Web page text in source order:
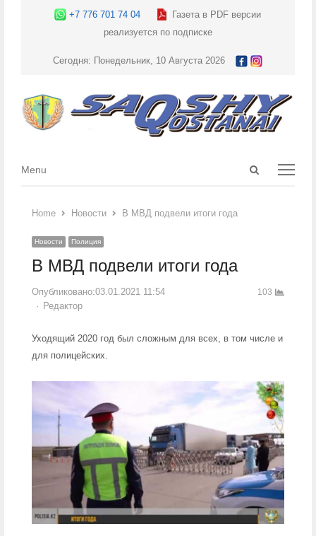
+7 776 701 74 04
Газета в PDF версии
реализуется по подписке
Сегодня: Понедельник, 10 Августа 2026
Open
Menu
Menu
Home Новости В МВД подвели итоги года
Новости Полиция
В МВД подвели итоги года
Опубликовано:03.01.2021 11:54
Author
Редактор
103
Уходящий 2020 год был сложным для всех, в том числе и
для полицейских.